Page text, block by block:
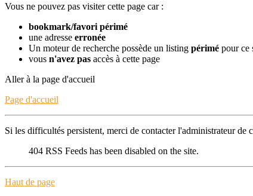
Vous ne pouvez pas visiter cette page car :
bookmark/favori périmé
une adresse erronée
Un moteur de recherche possède un listing périmé pour ce
vous n'avez pas accès à cette page
Aller à la page d'accueil
Page d'accueil
Si les difficultés persistent, merci de contacter l'administrateur de
404 RSS Feeds has been disabled on the site.
Haut de page